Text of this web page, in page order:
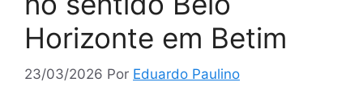
Horizonte em Betim
23/03/2026 Por Eduardo Paulino